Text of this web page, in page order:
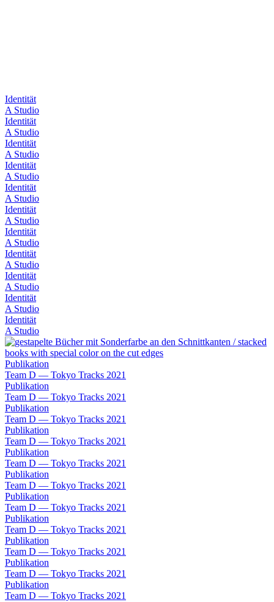
Identität
A Studio
Identität
A Studio
Identität
A Studio
Identität
A Studio
Identität
A Studio
Identität
A Studio
Identität
A Studio
Identität
A Studio
Identität
A Studio
Identität
A Studio
Identität
A Studio
Publikation
Team D — Tokyo Tracks 2021
Publikation
Team D — Tokyo Tracks 2021
Publikation
Team D — Tokyo Tracks 2021
Publikation
Team D — Tokyo Tracks 2021
Publikation
Team D — Tokyo Tracks 2021
Publikation
Team D — Tokyo Tracks 2021
Publikation
Team D — Tokyo Tracks 2021
Publikation
Team D — Tokyo Tracks 2021
Publikation
Team D — Tokyo Tracks 2021
Publikation
Team D — Tokyo Tracks 2021
Publikation
Team D — Tokyo Tracks 2021